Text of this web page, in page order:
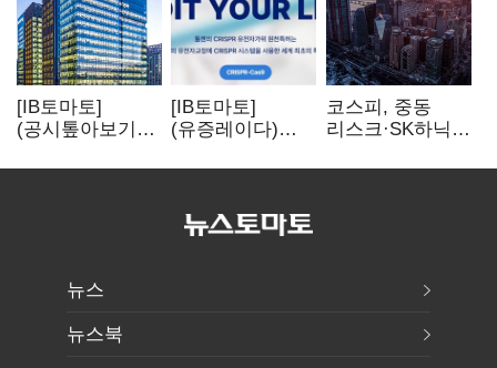
[IB토마토]
(공시톺아보기)
바로 매출로
[IB토마토]
(유증레이다)
3분의 1 토막…
비용부터 챙긴다
코스피, 중동
리스크·SK하닉
뒷걸음
뉴스
뉴스북